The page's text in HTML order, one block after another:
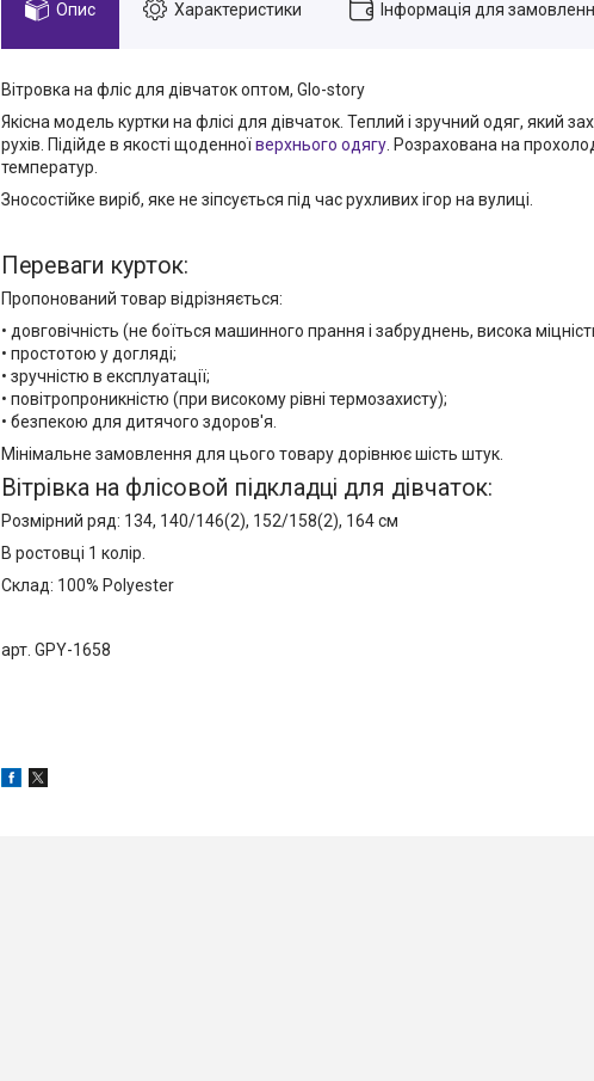
Опис Характеристики Інформація для
Вітровка на фліс для дівчаток оптом, Glo-story
Якісна модель куртки на флісі для дівчаток. Теплий і зручний одяг, який
рухів. Підійде в якості щоденноїверхнього одягу . Розрахована на
температур.
Зносостійке виріб, яке не зіпсується під час рухливих ігор на вулиці.
Переваги курток:
Пропонований товар відрізняється:
• довговічність (не боїться машинного прання і забруднень, висока
• простотою у догляді;
• зручністю в експлуатації;
• повітропроникністю (при високому рівні термозахисту);
• безпекою для дитячого здоров'я.
Мінімальне замовлення для цього товару дорівнює шість штук.
Вітрівка на флісовой підкладці для дівчаток:
Розмірний ряд: 134, 140/146(2), 152/158(2), 164 см
В ростовці 1 колір.
Склад: 100% Polyester
арт. GPY-1658